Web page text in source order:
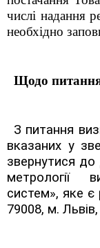
числі надання
необхідно
Щодо
З питання
вказаних у
звернутися
метрології
систем», яке
79008, м.